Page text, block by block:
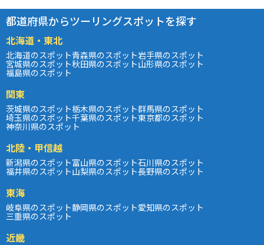
都道府県からツーリングスポットを探す
北海道・東北
北海道のスポット青森県のスポット岩手県のスポット
宮城県のスポット秋田県のスポット山形県のスポット
福島県のスポット
関東
茨城県のスポット栃木県のスポット群馬県のスポット
埼玉県のスポット千葉県のスポット東京都のスポット
神奈川県のスポット
北陸・甲信越
新潟県のスポット富山県のスポット石川県のスポット
福井県のスポット山梨県のスポット長野県のスポット
東海
岐阜県のスポット静岡県のスポット愛知県のスポット
三重県のスポット
近畿